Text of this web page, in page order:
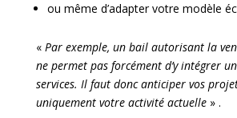
ou même d’adapter votre modèle
« Par exemple, un bail autorisant la
ne permet pas forcément d’y intégrer
services. Il faut donc anticiper vos
uniquement votre activité actuelle» .